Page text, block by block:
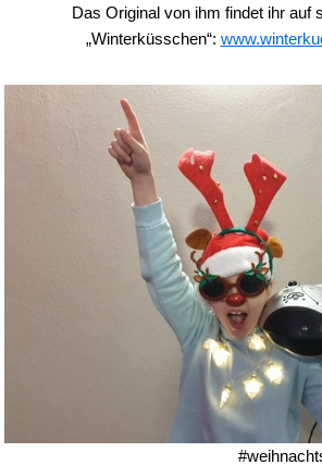
Das Original von ihm findet ihr auf
„Winterküsschen“: